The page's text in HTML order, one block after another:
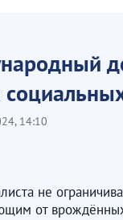
14:10
не
от